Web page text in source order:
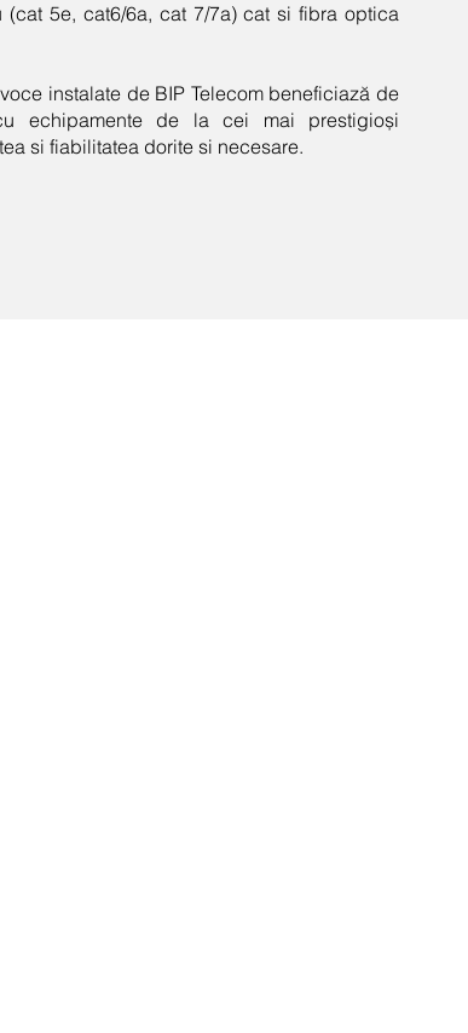
(cat 5e, cat6/6a, cat 7/7a) cat si fibra optica
instalate de BIP Telecom beneficiază de
echipamente de la cei mai prestigioși
si fiabilitatea dorite si necesare.